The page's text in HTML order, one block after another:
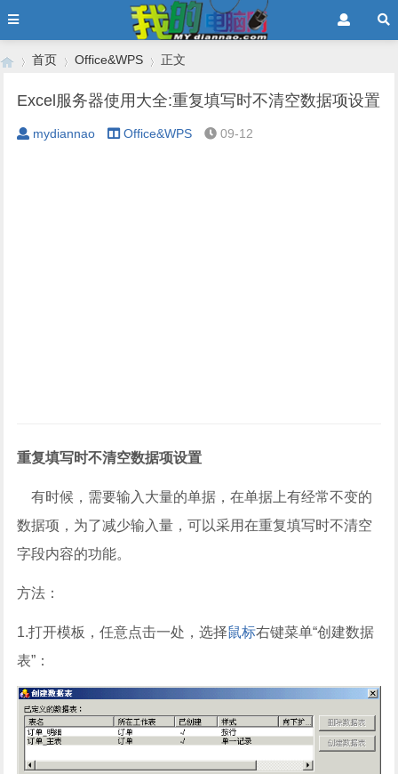
›
首页
›
Office&WPS
›
正文
Excel服务器使用大全:重复填写时不清空数据项设置
mydiannao Office&WPS 09-12
重复填写时不清空数据项设置
有时候，需要输入大量的单据，在单据上有经常不变的
数据项，为了减少输入量，可以采用在重复填写时不清空
字段内容的功能。
方法：
1.打开模板，任意点击一处，选择鼠标右键菜单“创建数据
表”：